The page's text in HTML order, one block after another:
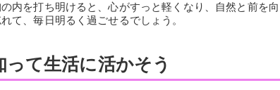
内を打ち明けると、心がすっと軽くなり、自然と前を向
て、毎日明るく過ごせるでしょう。
て生活に活かそう